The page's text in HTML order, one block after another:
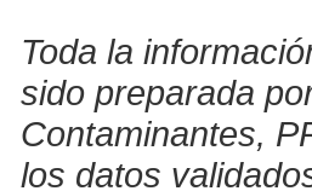
Toda la
sido preparada
Contaminantes,
los datos